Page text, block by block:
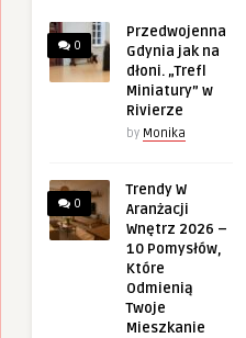
0
Przedwojenna
Gdynia jak na
dłoni. „Trefl
Miniatury” w
Rivierze
by Monika
0
Trendy W
Aranżacji
Wnętrz 2026 –
10 Pomysłów,
Które
Odmienią
Twoje
Mieszkanie